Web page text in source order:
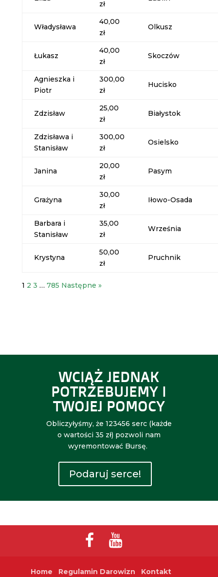
zł
Władysława
40,00
zł
Olkusz
Łukasz
40,00
zł
Skoczów
Agnieszka i
Piotr
300,00
zł
Hucisko
Zdzisław
25,00
zł
Białystok
Zdzisława i
Stanisław
300,00
zł
Osielsko
Janina
20,00
zł
Pasym
Grażyna
30,00
zł
Iłowo-Osada
Barbara i
Stanisław
35,00
zł
Września
Krystyna
50,00
zł
Pruchnik
1 2 3 … 785 Następne »
WCIĄŻ JEDNAK
POTRZEBUJEMY I
TWOJEJ POMOCY
Obliczyłyśmy, że 123456 serc (każde
o wartości 35 zł) pozwoli nam
wyremontować Bursę.
Podaruj serce!
Home Regulamin Darowizn Kontakt